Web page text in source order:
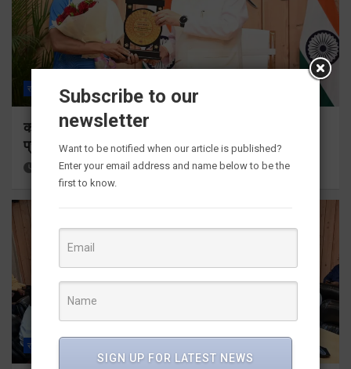
राज्य ALL देहरादून
कॉमनवेल्थ गेम्स 2026 के उत्तराखंड के पदक विजेताओं और
प्रशिक्षकों को मुख्यमंत्री धामी ने किया सम्मानित
19 hours ago Viri Gairola
राज्य
Subscribe to our
newsletter
Want to be notified when our article is published?
Enter your email address and name below to be the
first to know.
SIGN UP FOR LATEST NEWS